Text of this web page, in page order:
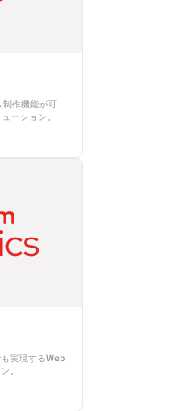
制作機能が可
ーション。
実現するWeb
。